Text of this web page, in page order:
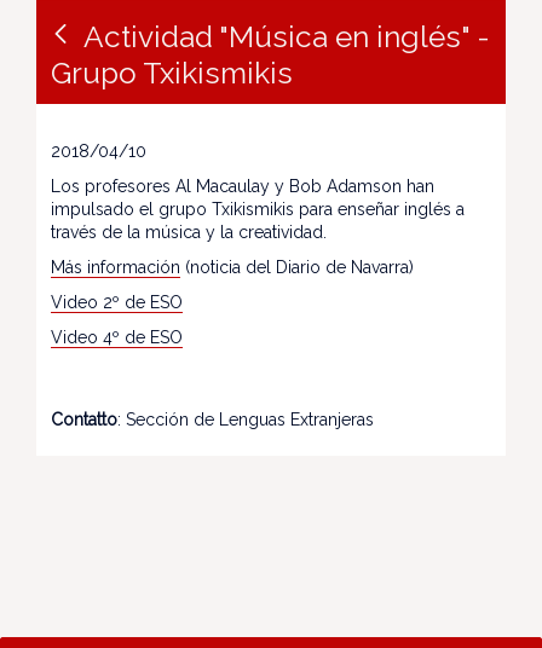
Actividad "Música en inglés" -
Grupo Txikismikis
2018/04/10
Los profesores Al Macaulay y Bob Adamson han
impulsado el grupo Txikismikis para enseñar inglés a
través de la música y la creatividad.
Más información (noticia del Diario de Navarra)
Video 2º de ESO
Video 4º de ESO
Contatto: Sección de Lenguas Extranjeras